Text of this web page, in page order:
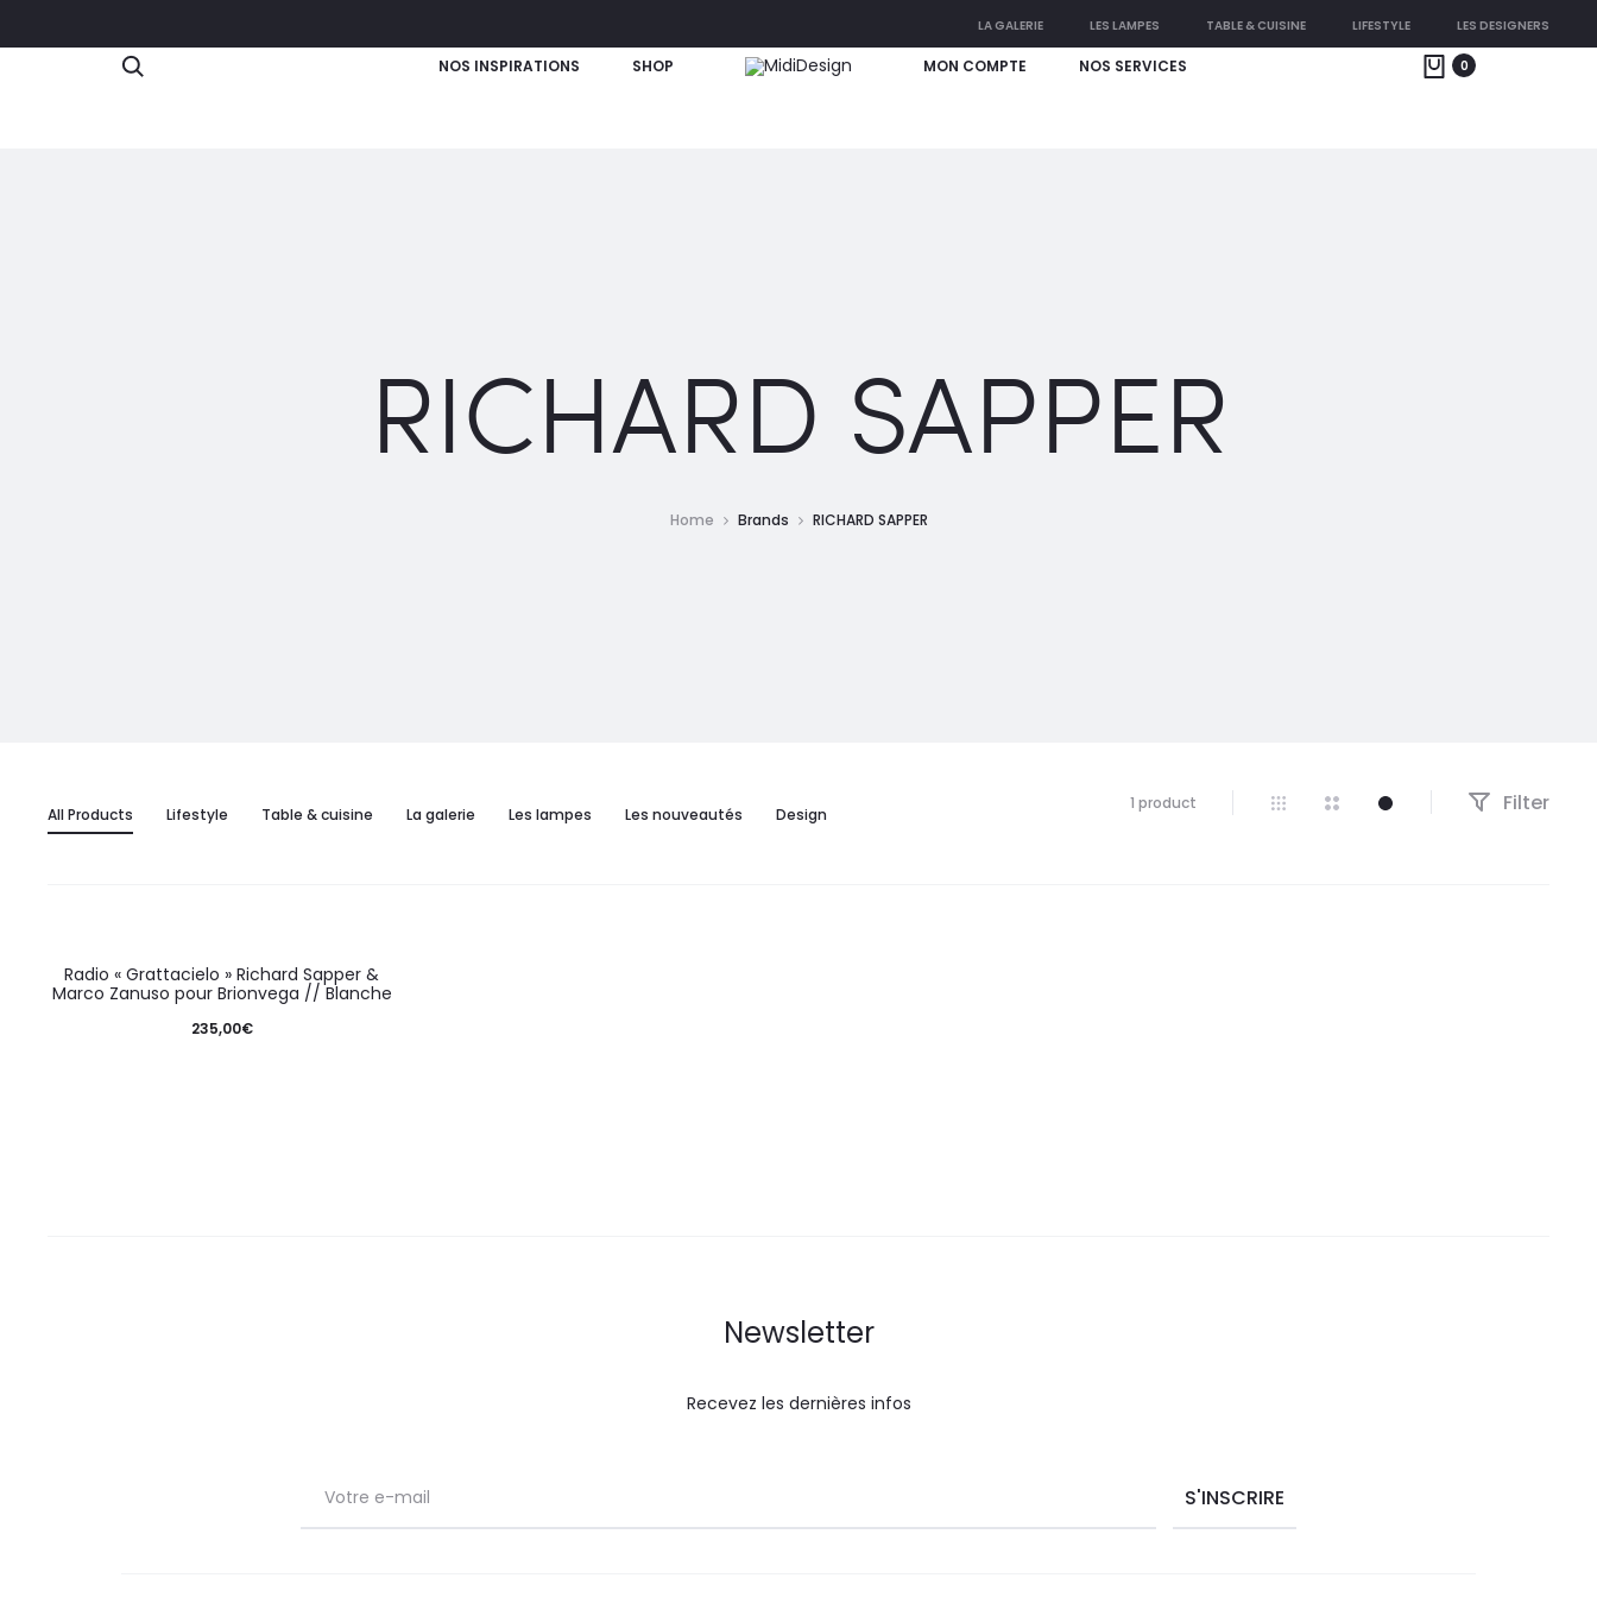
LA GALERIE LES LAMPES TABLE & CUISINE LIFESTYLE LES DESIGNERS
NOS INSPIRATIONS SHOP MON COMPTE NOS SERVICES 0
RICHARD SAPPER
Home Brands RICHARD SAPPER
All Products Lifestyle Table & cuisine La galerie Les lampes Les nouveautés Design
1 product Filter
Radio « Grattacielo » Richard Sapper &
Marco Zanuso pour Brionvega // Blanche
235,00€
Newsletter
Recevez les dernières infos